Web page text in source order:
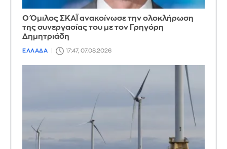
Ο Όμιλος ΣΚΑΪ ανακοίνωσε την ολοκλήρωση
της συνεργασίας του με τον Γρηγόρη
Δημητριάδη
ΕΛΛΑΔΑ 17:47, 07.08.2026